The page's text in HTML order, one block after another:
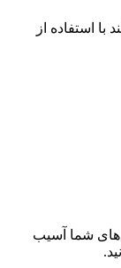
با استفاده از
شما آسیب